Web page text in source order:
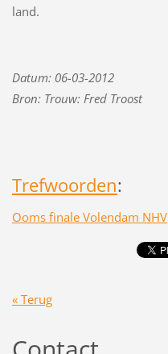
land.
Datum: 06-03-2012
Bron: Trouw: Fred Troost
Trefwoorden:
Ooms finale Volendam NHV
« Terug